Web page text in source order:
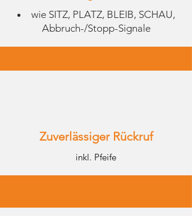
wie SITZ, PLATZ, BLEIB, SCHAU,
Abbruch-/Stopp-Signale
Zuverlässiger Rückruf
inkl. Pfeife